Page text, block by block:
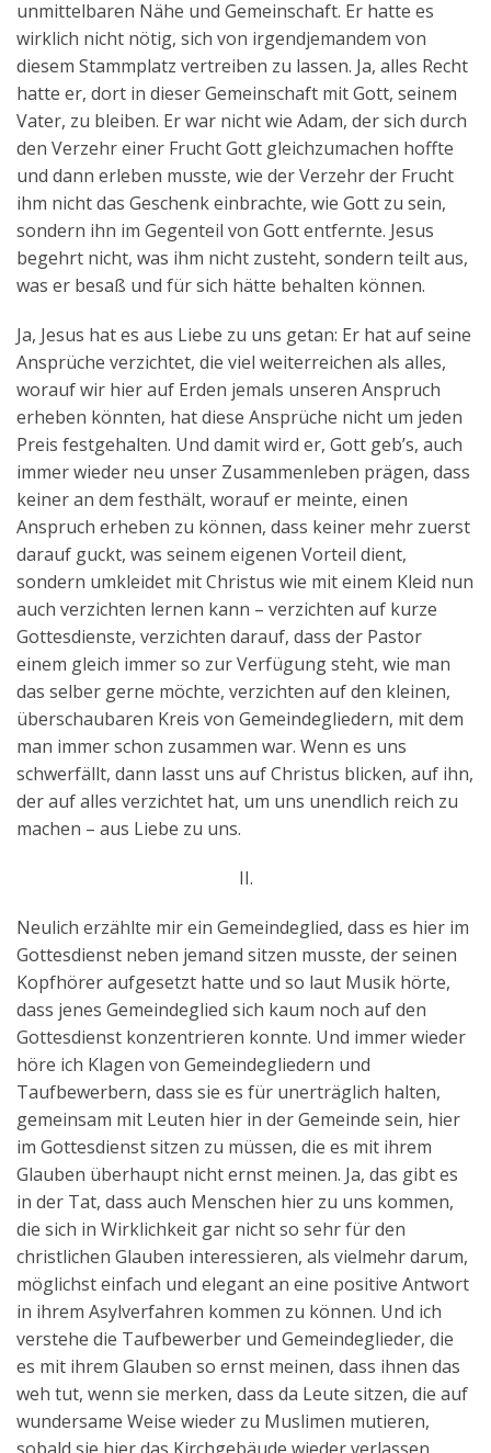
unmittelbaren Nähe und Gemeinschaft. Er hatte es
wirklich nicht nötig, sich von irgendjemandem von
diesem Stammplatz vertreiben zu lassen. Ja, alles Recht
hatte er, dort in dieser Gemeinschaft mit Gott, seinem
Vater, zu bleiben. Er war nicht wie Adam, der sich durch
den Verzehr einer Frucht Gott gleichzumachen hoffte
und dann erleben musste, wie der Verzehr der Frucht
ihm nicht das Geschenk einbrachte, wie Gott zu sein,
sondern ihn im Gegenteil von Gott entfernte. Jesus
begehrt nicht, was ihm nicht zusteht, sondern teilt aus,
was er besaß und für sich hätte behalten können.
Ja, Jesus hat es aus Liebe zu uns getan: Er hat auf seine
Ansprüche verzichtet, die viel weiterreichen als alles,
worauf wir hier auf Erden jemals unseren Anspruch
erheben könnten, hat diese Ansprüche nicht um jeden
Preis festgehalten. Und damit wird er, Gott geb’s, auch
immer wieder neu unser Zusammenleben prägen, dass
keiner an dem festhält, worauf er meinte, einen
Anspruch erheben zu können, dass keiner mehr zuerst
darauf guckt, was seinem eigenen Vorteil dient,
sondern umkleidet mit Christus wie mit einem Kleid nun
auch verzichten lernen kann – verzichten auf kurze
Gottesdienste, verzichten darauf, dass der Pastor
einem gleich immer so zur Verfügung steht, wie man
das selber gerne möchte, verzichten auf den kleinen,
überschaubaren Kreis von Gemeindegliedern, mit dem
man immer schon zusammen war. Wenn es uns
schwerfällt, dann lasst uns auf Christus blicken, auf ihn,
der auf alles verzichtet hat, um uns unendlich reich zu
machen – aus Liebe zu uns.
II.
Neulich erzählte mir ein Gemeindeglied, dass es hier im
Gottesdienst neben jemand sitzen musste, der seinen
Kopfhörer aufgesetzt hatte und so laut Musik hörte,
dass jenes Gemeindeglied sich kaum noch auf den
Gottesdienst konzentrieren konnte. Und immer wieder
höre ich Klagen von Gemeindegliedern und
Taufbewerbern, dass sie es für unerträglich halten,
gemeinsam mit Leuten hier in der Gemeinde sein, hier
im Gottesdienst sitzen zu müssen, die es mit ihrem
Glauben überhaupt nicht ernst meinen. Ja, das gibt es
in der Tat, dass auch Menschen hier zu uns kommen,
die sich in Wirklichkeit gar nicht so sehr für den
christlichen Glauben interessieren, als vielmehr darum,
möglichst einfach und elegant an eine positive Antwort
in ihrem Asylverfahren kommen zu können. Und ich
verstehe die Taufbewerber und Gemeindeglieder, die
es mit ihrem Glauben so ernst meinen, dass ihnen das
weh tut, wenn sie merken, dass da Leute sitzen, die auf
wundersame Weise wieder zu Muslimen mutieren,